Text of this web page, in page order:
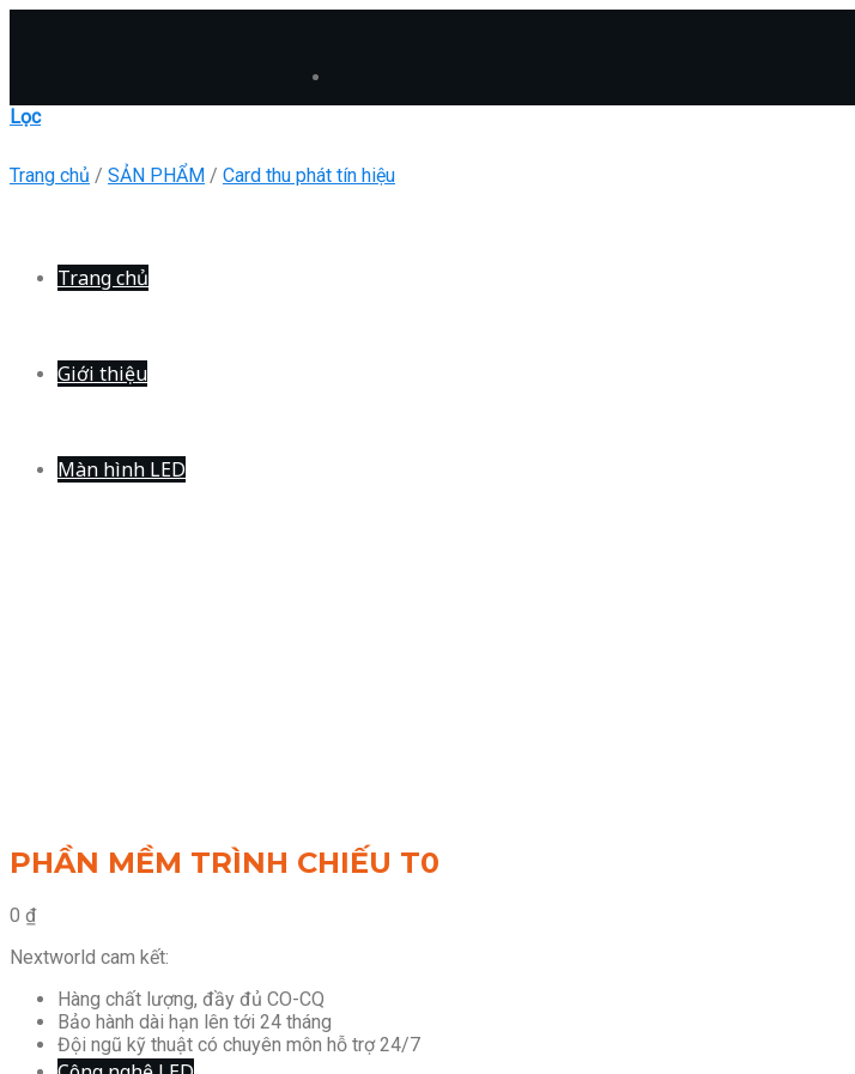
Trang chủ
Giới thiệu
Màn hình LED
Lọc
Trang chủ / SẢN PHẨM / Card thu phát tín hiệu
PHẦN MỀM TRÌNH CHIẾU T0
0 ₫
Nextworld cam kết:
Hàng chất lượng, đầy đủ CO-CQ
Bảo hành dài hạn lên tới 24 tháng
Đội ngũ kỹ thuật có chuyên môn hỗ trợ 24/7